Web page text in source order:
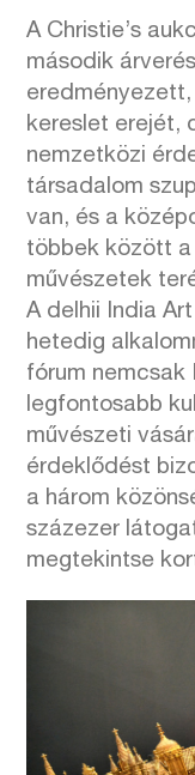
A Christie’s
második
kereslet erejét,
nemzetközi
társadalom
van, és a
többek között
művészetek
A delhii India
hetedig
fórum nemcsak
legfontosabb
művészeti
érdeklődést
a három
százezer
megtekintse